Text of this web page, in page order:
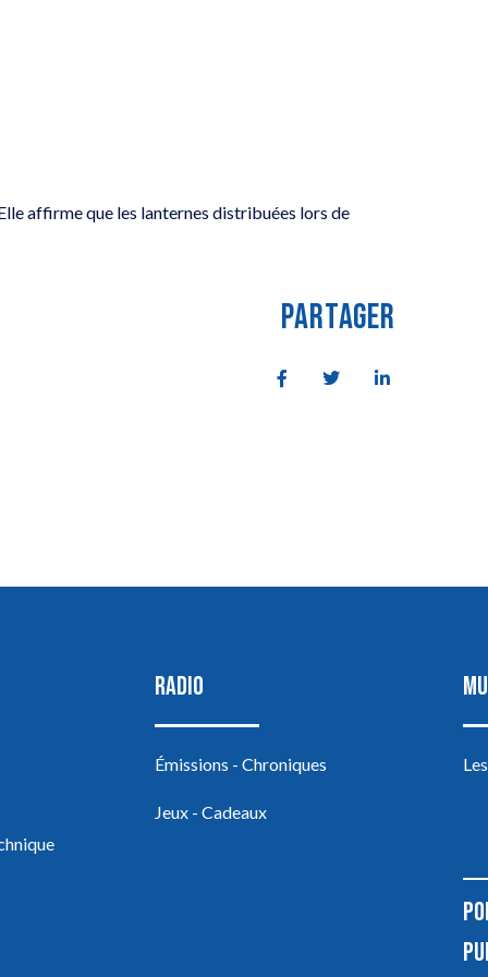
affirme que les lanternes distribuées lors de
PARTAGER
RADIO
Émissions - Chroniques
Jeux - Cadeaux